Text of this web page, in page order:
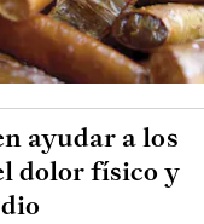
ayudar a los
dolor físico y